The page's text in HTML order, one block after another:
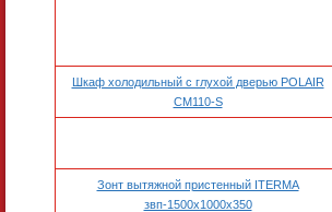
Шкаф холодильный с глухой дверью POLAIR
CM110-S
Зонт вытяжной пристенный ITERMA
звп-1500х1000х350